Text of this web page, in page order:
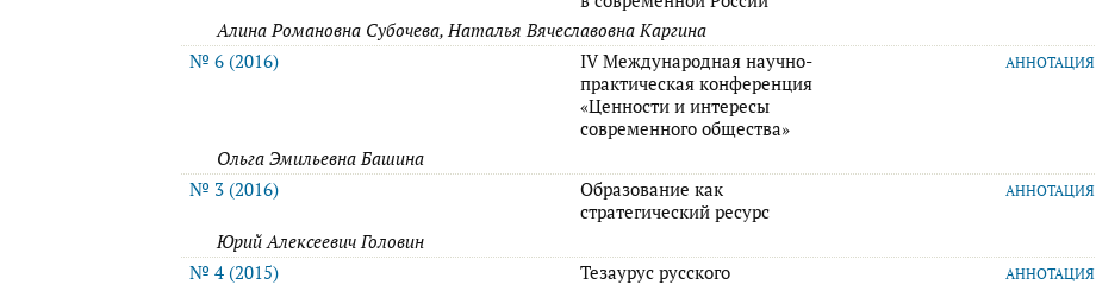
Алина Романовна Субочева, Наталья Вячеславовна Каргина
№ 6 (2016)
IV Международная научно-
практическая конференция
«Ценности и интересы
современного общества»
АННОТАЦИЯ
Ольга Эмильевна Башина
№ 3 (2016)
Образование как
стратегический ресурс
АННОТАЦИЯ
Юрий Алексеевич Головин
№ 4 (2015)
Тезаурус русского
АННОТАЦИЯ